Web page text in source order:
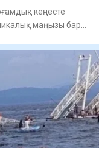
кеңесте
маңызы бар